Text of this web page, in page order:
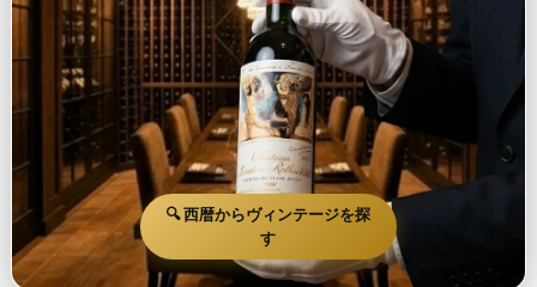
🔍 西暦からヴィンテージを探
す